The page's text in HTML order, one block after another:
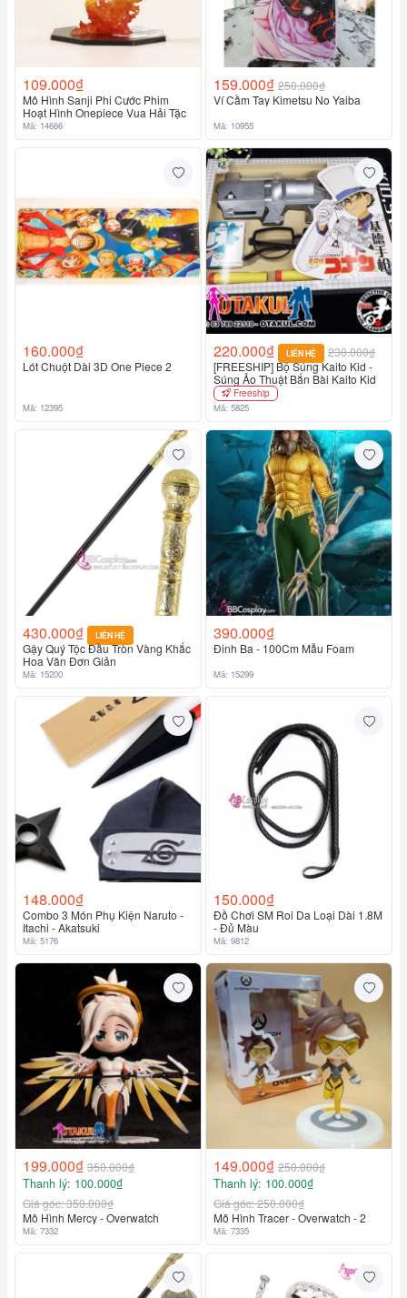
109.000₫
Mô Hình Sanji Phi Cước Phim
Hoạt Hình Onepiece Vua Hải Tặc
Mã: 14666
159.000₫ 250.000₫
Ví Cầm Tay Kimetsu No Yaiba
Mã: 10955
160.000₫
Lót Chuột Dài 3D One Piece 2
Mã: 12395
220.000₫ LIÊN HỆ
230.000₫
[FREESHIP] Bộ Súng Kaito Kid -
Súng Ảo Thuật Bắn Bài Kaito Kid
Freeship
Mã: 5825
430.000₫ LIÊN HỆ
Gậy Quý Tộc Đầu Tròn Vàng Khắc
Hoa Văn Đơn Giản
Mã: 15200
390.000₫
Đinh Ba - 100Cm Mẫu Foam
Mã: 15299
148.000₫
Combo 3 Món Phụ Kiện Naruto -
Itachi - Akatsuki
Mã: 5176
150.000₫
Đồ Chơi SM Roi Da Loại Dài 1.8M
- Đủ Màu
Mã: 9812
199.000₫ 350.000₫
Thanh lý: 100.000₫
Giá góc: 350.000₫
Mô Hình Mercy - Overwatch
Mã: 7332
149.000₫ 250.000₫
Thanh lý: 100.000₫
Giá góc: 250.000₫
Mô Hình Tracer - Overwatch - 2
Mã: 7335